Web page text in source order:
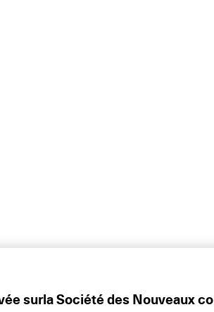
surla Société des Nouveaux